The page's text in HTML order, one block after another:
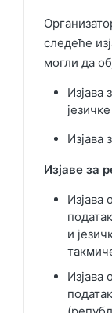
следеће
могли да
Изјава
Изјава
Изјаве за
Изјава
и
Изјава